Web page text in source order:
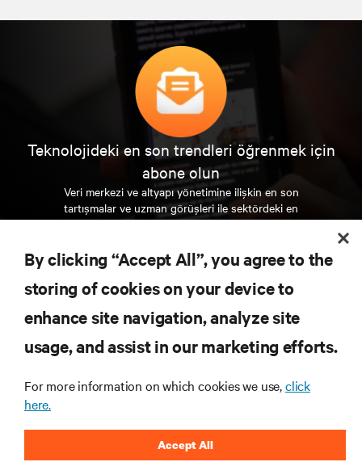
Teknolojideki en son trendleri öğrenmek için
abone olun
Veri merkezi ve altyapı yönetimine ilişkin en son
tartışmalar ve uzman görüşleri ile sektördeki en
önemli konular hakkında düzenli güncel bilgiler
KAYNAKLAR
DESTEK
KURUMSAL
By clicking “Accept All”, you agree to the
storing of cookies on your device to
enhance site navigation, analyze site
usage, and assist in our marketing efforts.
For more information on which cookies we use,click
here.
Accept All